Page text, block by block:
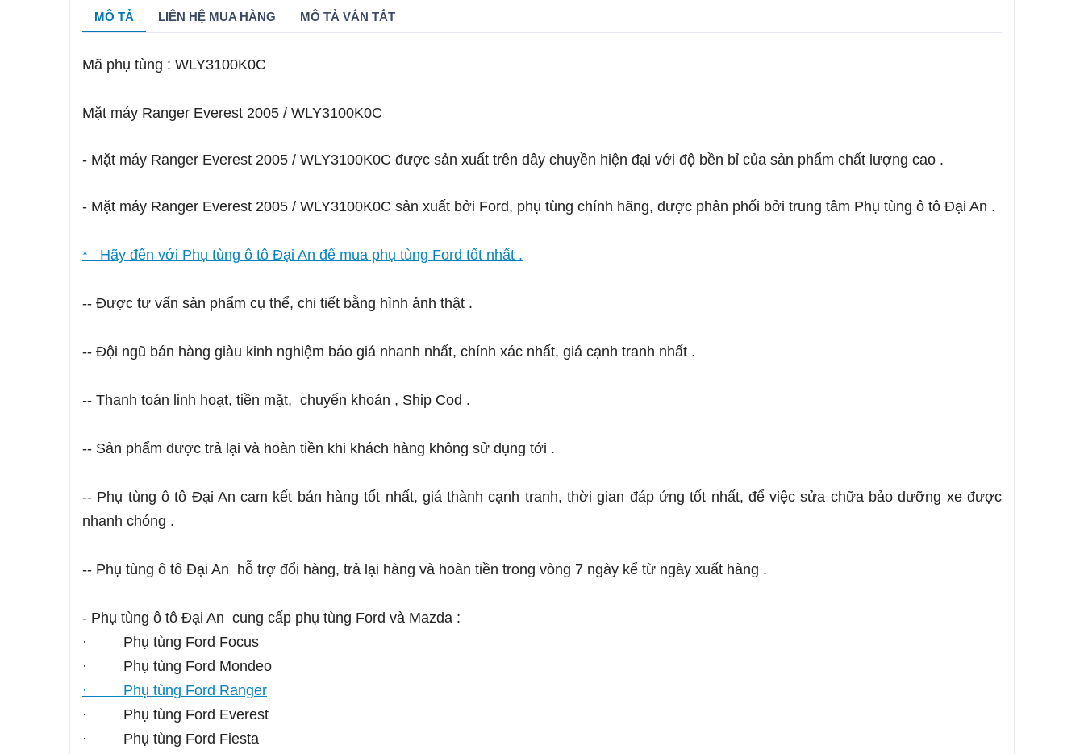
MÔ TẢ LIÊN HỆ MUA HÀNG MÔ TẢ VẮN TẮT
Mã phụ tùng : WLY3100K0C
Mặt máy Ranger Everest 2005 / WLY3100K0C
- Mặt máy Ranger Everest 2005 / WLY3100K0C được sản xuất trên dây chuyền hiện đại với độ bền bỉ của sản phẩm chất lượng cao .
- Mặt máy Ranger Everest 2005 / WLY3100K0C sản xuất bởi Ford, phụ tùng chính hãng, được phân phối bởi trung tâm Phụ tùng ô tô Đại An .
* Hãy đến với Phụ tùng ô tô Đại An để mua phụ tùng Ford tốt nhất .
-- Được tư vấn sản phẩm cụ thể, chi tiết bằng hình ảnh thật .
-- Đội ngũ bán hàng giàu kinh nghiệm báo giá nhanh nhất, chính xác nhất, giá cạnh tranh nhất .
-- Thanh toán linh hoạt, tiền mặt, chuyển khoản , Ship Cod .
-- Sản phẩm được trả lại và hoàn tiền khi khách hàng không sử dụng tới .
-- Phụ tùng ô tô Đại An cam kết bán hàng tốt nhất, giá thành cạnh tranh, thời gian đáp ứng tốt nhất, để việc sửa chữa bảo dưỡng xe được
nhanh chóng .
-- Phụ tùng ô tô Đại An hỗ trợ đổi hàng, trả lại hàng và hoàn tiền trong vòng 7 ngày kể từ ngày xuất hàng .
- Phụ tùng ô tô Đại An cung cấp phụ tùng Ford và Mazda :
· Phụ tùng Ford Focus
· Phụ tùng Ford Mondeo
· Phụ tùng Ford Ranger
· Phụ tùng Ford Everest
· Phụ tùng Ford Fiesta